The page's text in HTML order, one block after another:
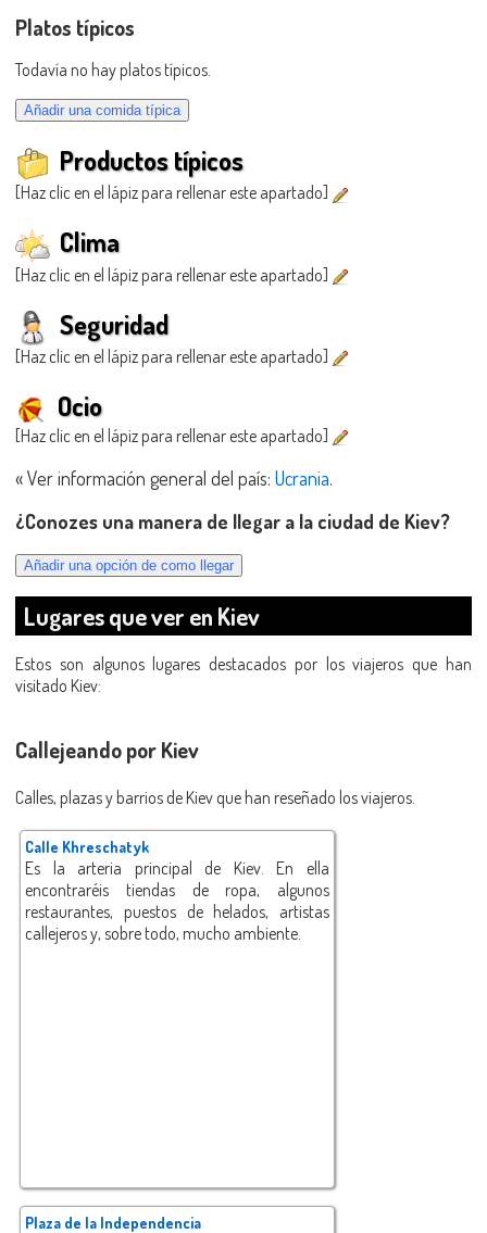
Platos típicos
Todavía no hay platos típicos.
Productos típicos
[Haz clic en el lápiz para rellenar este apartado]
Clima
[Haz clic en el lápiz para rellenar este apartado]
Seguridad
[Haz clic en el lápiz para rellenar este apartado]
Ocio
[Haz clic en el lápiz para rellenar este apartado]
« Ver información general del país: Ucrania.
¿Conozes una manera de llegar a la ciudad de Kiev?
Lugares que ver en Kiev
Estos son algunos lugares destacados por los viajeros que han
visitado Kiev:
Callejeando por Kiev
Calles, plazas y barrios de Kiev que han reseñado los viajeros.
Calle Khreschatyk
Es la arteria principal de Kiev. En ella
encontraréis tiendas de ropa, algunos
restaurantes, puestos de helados, artistas
callejeros y, sobre todo, mucho ambiente.
Plaza de la Independencia